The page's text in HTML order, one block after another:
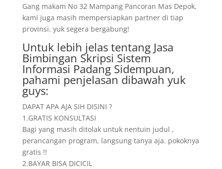
Gang makam No 32 Mampang Pancoran Mas Depok,
kami juga masih mempersiapkan partner di tiap
provinsi. yuk segera bergabung!
Untuk lebih jelas tentang Jasa
Bimbingan Skripsi Sistem
Informasi Padang Sidempuan,
pahami penjelasan dibawah yuk
guys:
DAPAT APA AJA SIH DISINI ?
1.GRATIS KONSULTASI
Bagi yang masih ditolak untuk nentuin judul ,
perancangan program, langsung tanya aja. pokoknya
gratis !!
2.BAYAR BISA DICICIL